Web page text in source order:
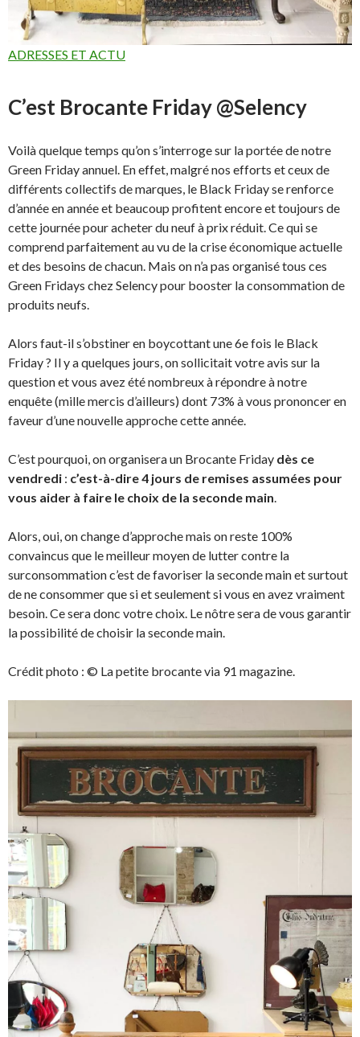
ADRESSES ET ACTU
C’est Brocante Friday @Selency
Voilà quelque temps qu’on s’interroge sur la portée de notre
Green Friday annuel. En effet, malgré nos efforts et ceux de
différents collectifs de marques, le Black Friday se renforce
d’année en année et beaucoup profitent encore et toujours de
cette journée pour acheter du neuf à prix réduit. Ce qui se
comprend parfaitement au vu de la crise économique actuelle
et des besoins de chacun. Mais on n’a pas organisé tous ces
Green Fridays chez Selency pour booster la consommation de
produits neufs.
Alors faut-il s’obstiner en boycottant une 6e fois le Black
Friday ? Il y a quelques jours, on sollicitait votre avis sur la
question et vous avez été nombreux à répondre à notre
enquête (mille mercis d’ailleurs) dont 73% à vous prononcer en
faveur d’une nouvelle approche cette année.
C’est pourquoi, on organisera un Brocante Friday dès ce
vendredi : c’est-à-dire 4 jours de remises assumées pour
vous aider à faire le choix de la seconde main.
Alors, oui, on change d’approche mais on reste 100%
convaincus que le meilleur moyen de lutter contre la
surconsommation c’est de favoriser la seconde main et surtout
de ne consommer que si et seulement si vous en avez vraiment
besoin. Ce sera donc votre choix. Le nôtre sera de vous garantir
la possibilité de choisir la seconde main.
Crédit photo : © La petite brocante via 91 magazine.